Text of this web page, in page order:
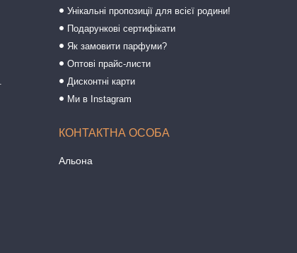
Унікальні пропозиції для всієї родини!
Подарункові сертифікати
Як замовити парфуми?
Оптові прайс-листи
Дисконтні карти
Ми в Instagram
Альона